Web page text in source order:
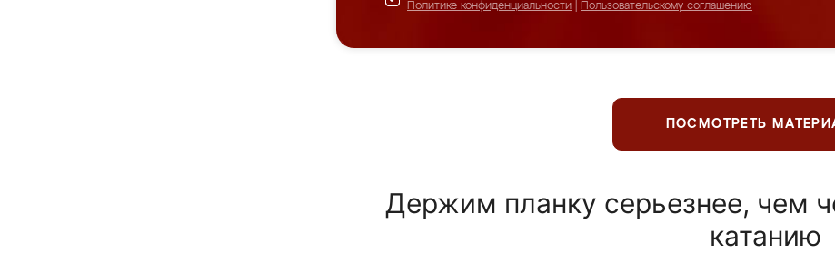
Политике конфиденциальности
Пользовательскому соглашению
ПОСМОТРЕТЬ
Держим планку серьезнее, чем
катанию